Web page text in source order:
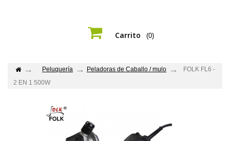
Carrito (0)
Peluquería Peladoras de Caballo / mulo
FOLK FL6 -
2 EN 1 500W